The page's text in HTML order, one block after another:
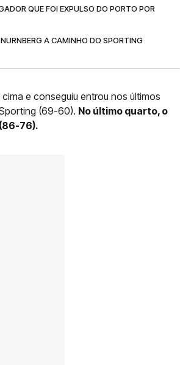
QUE FOI EXPULSO DO PORTO POR
A CAMINHO DO SPORTING
e conseguiu entrou nos últimos
(69-60). No último quarto, o
76).